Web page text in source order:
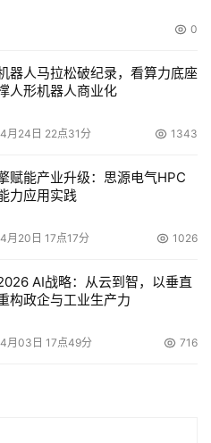
0
器人马拉松破纪录，看算力底座
人形机器人商业化
月24日 22点31分 1343
赋能产业升级：思源电气HPC
力应用实践
月20日 17点17分 1026
AI战略：从云到智，以垂直
构政企与工业生产力
月03日 17点49分 716